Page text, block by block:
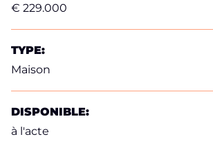
€ 229.000
TYPE:
Maison
DISPONIBLE:
à l'acte